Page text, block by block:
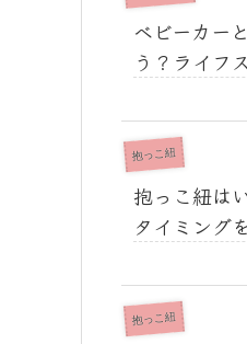
ベビーカー
う？ライフ
抱っこ紐
抱っこ紐は
タイミング
抱っこ紐